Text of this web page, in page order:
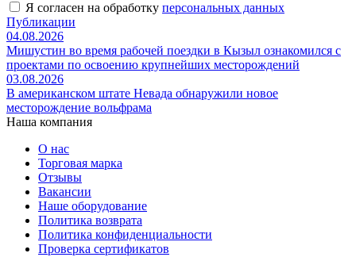
Я согласен на обработку персональных данных
Публикации
04.08.2026
Мишустин во время рабочей поездки в Кызыл ознакомился с
проектами по освоению крупнейших месторождений
03.08.2026
В американском штате Невада обнаружили новое
месторождение вольфрама
Наша компания
О нас
Торговая марка
Отзывы
Вакансии
Наше оборудование
Политика возврата
Политика конфиденциальности
Проверка сертификатов